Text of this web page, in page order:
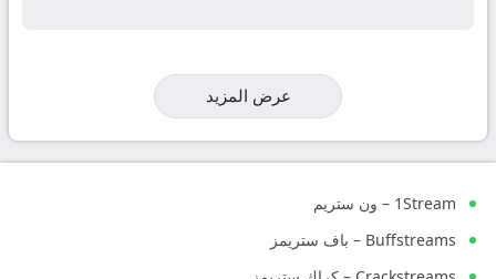
عرض المزيد
1Stream – ون ستريم
Buffstreams – باف ستريمز